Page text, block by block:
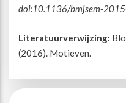
doi:10.1136/bmjsem-
Literatuurverwijzing:
(2016). Motieven.